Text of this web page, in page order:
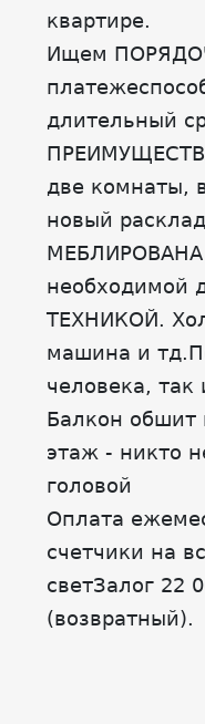
квартире.
Ищем
длительный
две комнаты,
новый
МЕБЛИРОВАНА
необходимой
ТЕХНИКОЙ.
машина и
человека,
Балкон обшит
этаж - никто
головой
Оплата
счетчики на
светЗалог 22
(возвратный).